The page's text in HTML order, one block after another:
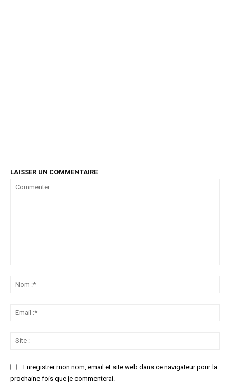
LAISSER UN COMMENTAIRE
Enregistrer mon nom, email et site web dans ce navigateur pour la
prochaine fois que je commenterai.